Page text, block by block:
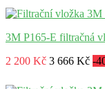
3M P165-E filtračná
2 200 Kč 3 666 Kč -